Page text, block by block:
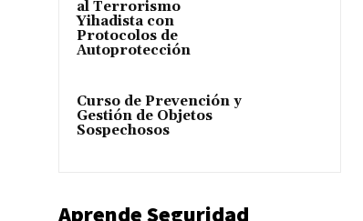
al Terrorismo
Yihadista con
Protocolos de
Autoprotección
Curso de Prevención y
Gestión de Objetos
Sospechosos
Aprende Seguridad